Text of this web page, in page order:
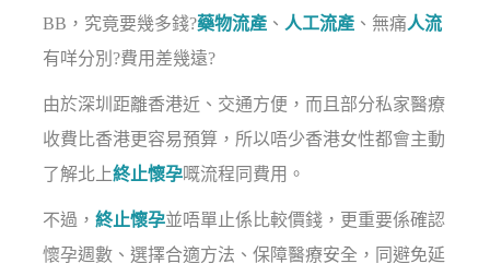
BB，究竟要幾多錢?藥物流產 、 人工流產 、無痛人流
有咩分別?費用差幾遠?
由於深圳距離香港近、交通方便，而且部分私家醫療
收費比香港更容易預算，所以唔少香港女性都會主動
了解北上終止懷孕嘅流程同費用。
不過，終止懷孕並唔單止係比較價錢，更重要係確認
懷孕週數、選擇合適方法、保障醫療安全，同避免延